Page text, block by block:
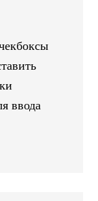
ввода